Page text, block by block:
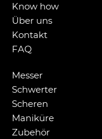
Know how
Über uns
Kontakt
FAQ
Messer
Schwerter
Scheren
Maniküre
Zubehör